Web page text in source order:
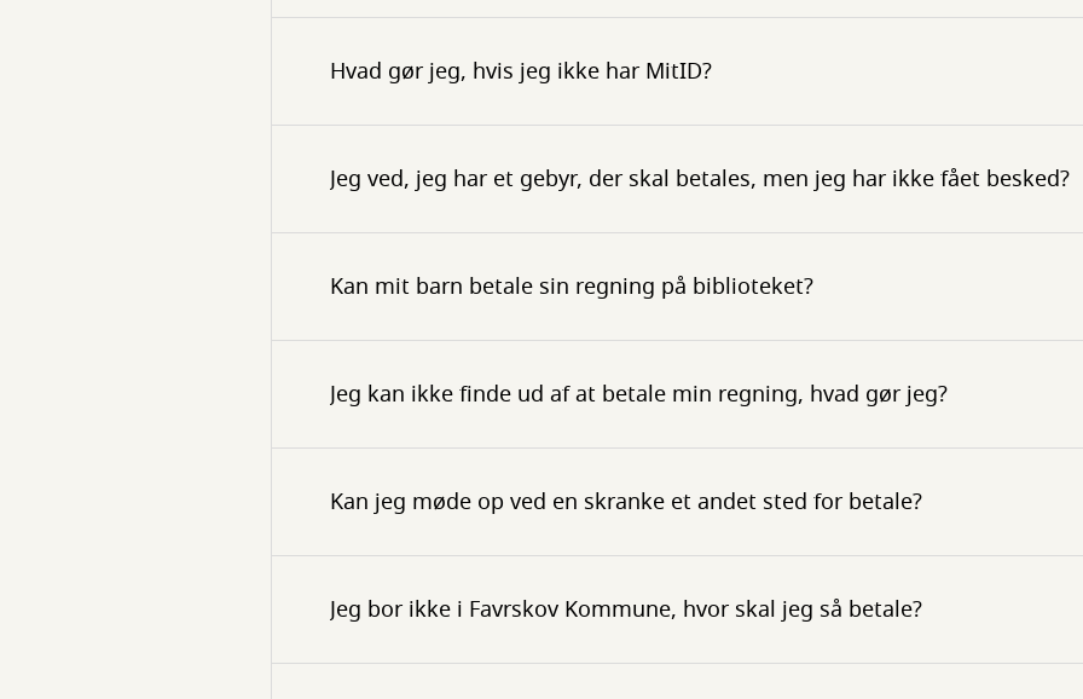
Hvad gør jeg, hvis jeg ikke har MitID?
Jeg ved, jeg har et gebyr, der skal betales, men jeg har ikke fået besked?
Kan mit barn betale sin regning på biblioteket?
Jeg kan ikke finde ud af at betale min regning, hvad gør jeg?
Kan jeg møde op ved en skranke et andet sted for betale?
Jeg bor ikke i Favrskov Kommune, hvor skal jeg så betale?